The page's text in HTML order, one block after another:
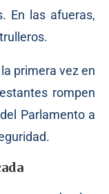
En las afueras,
primera vez en
rompen
Parlamento a